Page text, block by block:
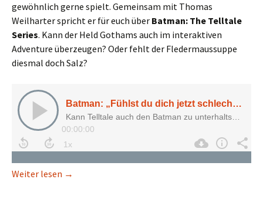
gewöhnlich gerne spielt. Gemeinsam mit Thomas
Weilharter spricht er für euch über Batman: The Telltale
Series. Kann der Held Gothams auch im interaktiven
Adventure überzeugen? Oder fehlt der Fledermaussuppe
diesmal doch Salz?
Weiter lesen Batman: „Fühlst du dich jetzt schlecht?“
→